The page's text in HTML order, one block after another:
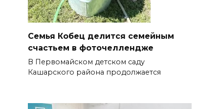
Семья Кобец делится семейным
счастьем в фоточеллендже
В Первомайском детском саду
Кашарского района продолжается